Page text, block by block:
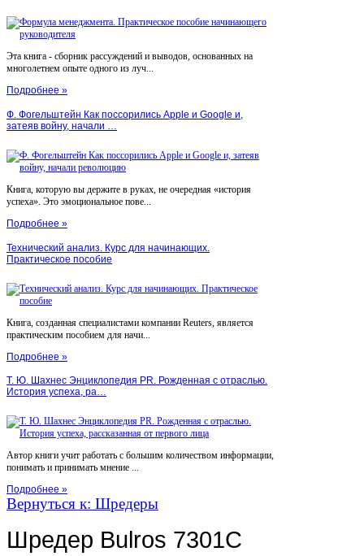
Эта книга - сборник рассуждений и выводов, основанных на
многолетнем опыте одного из луч...
Подробнее »
Ф. Фогельштейн Как поссорились Apple и Google и,
затеяв войну, начали …
Книга, которую вы держите в руках, не очередная «история
успеха». Это эмоциональное пове...
Подробнее »
Технический анализ. Курс для начинающих.
Практическое пособие
Книга, созданная специалистами компании Reuters, является
практическим пособием для начи...
Подробнее »
Т. Ю. Шахнес Энциклопедия PR. Рожденная с отраслью.
История успеха, ра…
Автор книги учит работать с большим количеством информации,
понимать и принимать мнение ...
Подробнее »
Вернуться к: Шредеры
Шредер Bulros 7301C